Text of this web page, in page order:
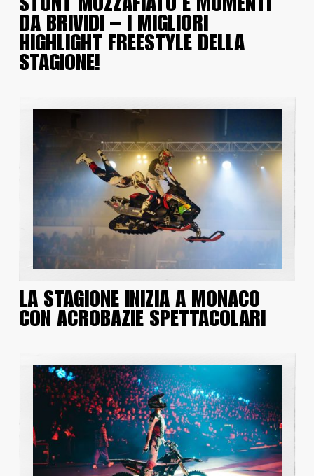
STUNT MOZZAFIATO E MOMENTI
DA BRIVIDI – I MIGLIORI
HIGHLIGHT FREESTYLE DELLA
STAGIONE!
LA STAGIONE INIZIA A MONACO
CON ACROBAZIE SPETTACOLARI